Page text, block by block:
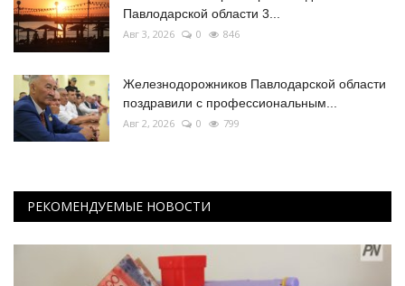
Павлодарской области 3...
Авг 3, 2026 0 846
Железнодорожников Павлодарской области
поздравили с профессиональным...
Авг 2, 2026 0 799
РЕКОМЕНДУЕМЫЕ НОВОСТИ